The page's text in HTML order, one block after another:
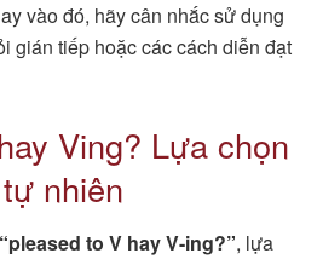
vào đó, hãy cân nhắc sử dụng
gián tiếp hoặc các cách diễn đạt
Ving? Lựa chọn
nhiên
“pleased to V hay V-ing?”, lựa